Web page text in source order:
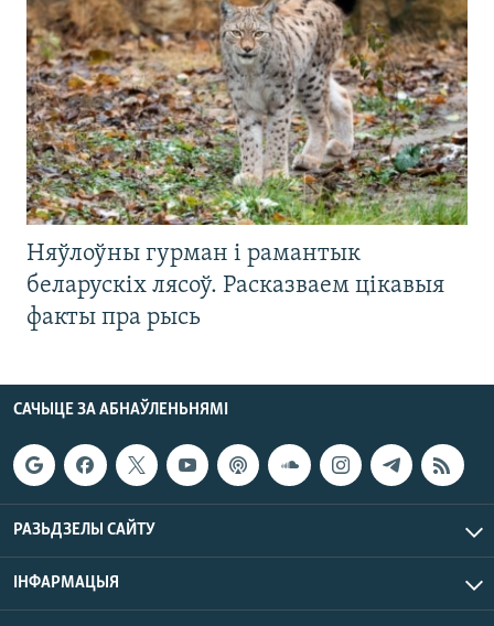
Няўлоўны гурман і рамантык
беларускіх лясоў. Расказваем цікавыя
факты пра рысь
САЧЫЦЕ ЗА АБНАЎЛЕНЬНЯМІ
РАЗЬДЗЕЛЫ САЙТУ
ІНФАРМАЦЫЯ